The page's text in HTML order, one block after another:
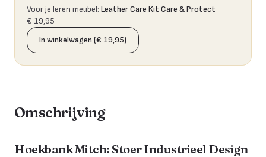
Voor je leren meubel: Leather Care Kit Care & Protect
€ 19,95
In winkelwagen (€ 19,95)
Omschrijving
Hoekbank Mitch: Stoer Industrieel Design